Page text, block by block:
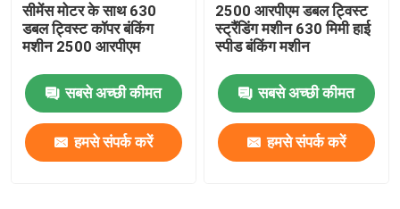
सीमेंस मोटर के साथ 630
डबल ट्विस्ट कॉपर बंकिंग
मशीन 2500 आरपीएम
सबसे अच्छी कीमत
हमसे संपर्क करें
2500 आरपीएम डबल ट्विस्ट
स्ट्रैंडिंग मशीन 630 मिमी हाई
स्पीड बंकिंग मशीन
सबसे अच्छी कीमत
हमसे संपर्क करें